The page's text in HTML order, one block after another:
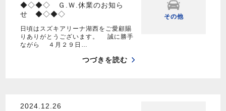
◆◇◆◇ Ｇ.Ｗ.休業のお知ら
せ ◆◇◆◇
日頃はスズキアリーナ湖西をご愛顧賜
りありがとうございます。 誠に勝手
ながら ４月２９日…
つづきを読む
その他
2024.12.26